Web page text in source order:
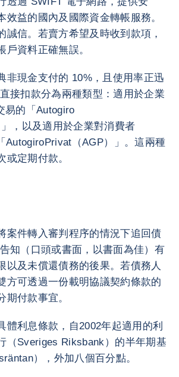
效益的國內及國際資金轉帳服務。
誠信。若賣方希望及時收到款項，
戶資料正確無誤。
非現金支付的 10%，且使用率正迅
接扣款分為兩種類型：適用於企業
易的「Autogiro
，以及適用於企業對消費者
AutogiroPrivat（AGP）」。這兩種
或定期付款。
案件轉入審判程序的情況下追回債
知（口頭或書面，以書面為佳）有
以及未償還債務的後果。若債務人
方可透過一份載明協議契約條款的
期付款事宜。
體利息條款，自2002年起適用的利
（Sveriges Riksbank）的半年期基
），外加八個百分點。